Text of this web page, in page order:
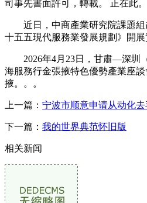
司事先書面許可，轉載。 正在此。
近日，中商產業研究院課題組
十五五現代服務業發展規劃》開展
2026年4月23日，甘肅—深圳
海服務行金張掖特色優勢產業座
掖。。。
上一篇： 宁波市顺意申请从动化
下一篇： 我的世界典范怀旧版
相关新闻